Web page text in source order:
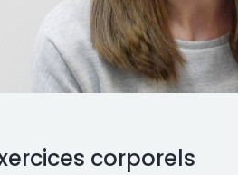
corporels